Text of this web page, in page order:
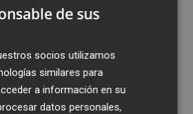
de sus
socios utilizamos
similares para
a información en su
datos personales,